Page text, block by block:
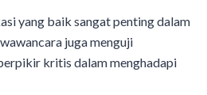
yang baik sangat penting dalam
juga menguji
kritis dalam menghadapi